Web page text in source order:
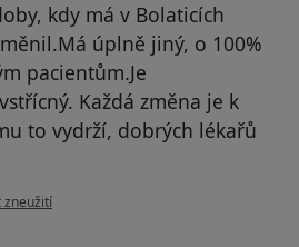
kdy má v Bolaticích
úplně jiný, o 100%
pacientům.Je
Každá změna je k
to vydrží, dobrých lékařů
uživatele Pacient
zneužití